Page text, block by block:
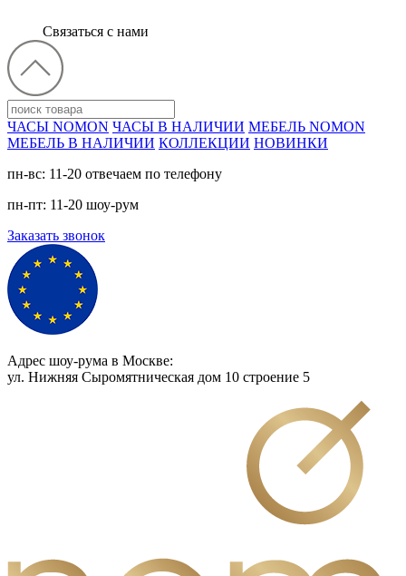
Связаться с нами
ЧАСЫ NOMON ЧАСЫ В НАЛИЧИИ МЕБЕЛЬ NOMON
МЕБЕЛЬ В НАЛИЧИИ КОЛЛЕКЦИИ НОВИНКИ
пн-вс: 11-20 отвечаем по телефону
пн-пт: 11-20 шоу-рум
Заказать звонок
Адрес шоу-рума в Москве:
ул. Нижняя Сыромятническая дом 10 cтроение 5